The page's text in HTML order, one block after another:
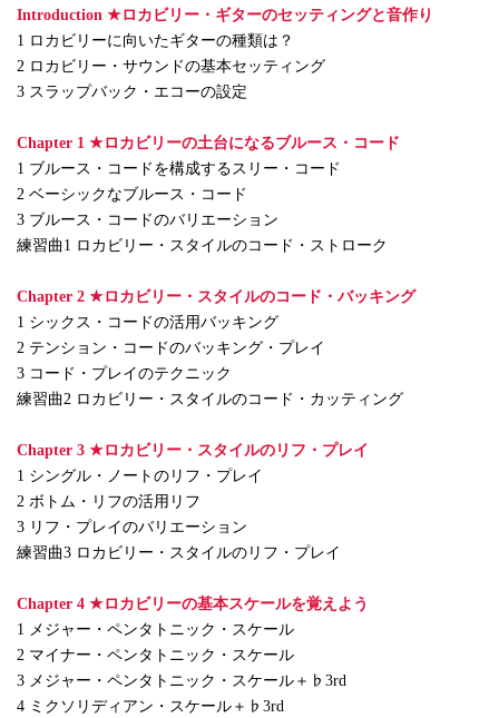
Introduction ★ロカビリー・ギターのセッティングと音作り
1 ロカビリーに向いたギターの種類は？
2 ロカビリー・サウンドの基本セッティング
3 スラップバック・エコーの設定
Chapter 1 ★ロカビリーの土台になるブルース・コード
1 ブルース・コードを構成するスリー・コード
2 ベーシックなブルース・コード
3 ブルース・コードのバリエーション
練習曲1 ロカビリー・スタイルのコード・ストローク
Chapter 2 ★ロカビリー・スタイルのコード・バッキング
1 シックス・コードの活用バッキング
2 テンション・コードのバッキング・プレイ
3 コード・プレイのテクニック
練習曲2 ロカビリー・スタイルのコード・カッティング
Chapter 3 ★ロカビリー・スタイルのリフ・プレイ
1 シングル・ノートのリフ・プレイ
2 ボトム・リフの活用リフ
3 リフ・プレイのバリエーション
練習曲3 ロカビリー・スタイルのリフ・プレイ
Chapter 4 ★ロカビリーの基本スケールを覚えよう
1 メジャー・ペンタトニック・スケール
2 マイナー・ペンタトニック・スケール
3 メジャー・ペンタトニック・スケール＋♭3rd
4 ミクソリディアン・スケール＋♭3rd